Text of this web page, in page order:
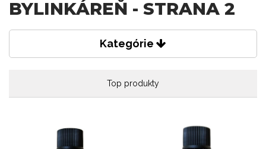
BYLINKÁREŇ - STRANA 2
Kategórie
Top produkty